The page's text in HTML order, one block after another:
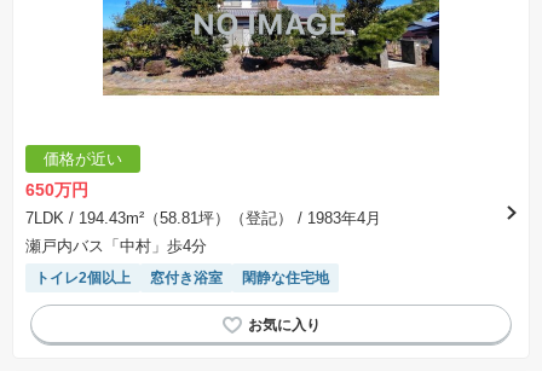
価格が近い
650万円
7LDK / 194.43m²（58.81坪）（登記）
/ 1983年4月
瀬戸内バス「中村」歩4分
トイレ2個以上 窓付き浴室 閑静な住宅地